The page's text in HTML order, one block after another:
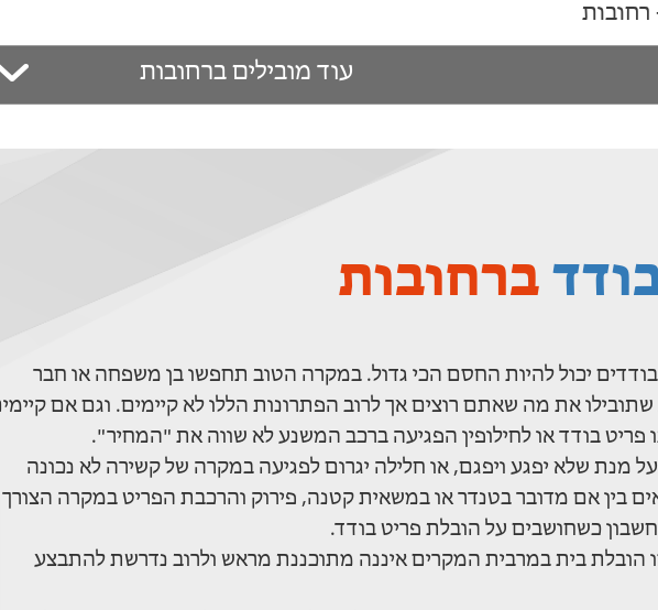
רחובות
עוד מובילים ברחובות
ברחובות
יכול להיות החסם הכי גדול. במקרה הטוב תחפשו בן משפחה או חבר
את מה שאתם רוצים אך לרוב הפתרונות הללו לא קיימים. וגם אם
פריט בודד או לחילופין הפגיעה ברכב המשנע לא שווה את "המחיר".
מנת שלא יפגע ויפגם, או חלילה יגרום לפגיעה במקרה של קשירה לא נכונה
בין אם מדובר בטנדר או במשאית קטנה, פירוק והרכבת הפריט במקרה הצורך
כשחושבים על הובלת פריט בודד.
הובלת בית במרבית המקרים איננה מתוכננת מראש ולרוב נדרשת להתבצע